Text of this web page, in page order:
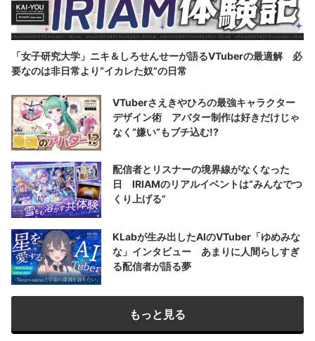
「女子研究大学」ニキ＆しろせんせーが語るVTuberの最適解 必
要なのは非日常より“イカレた奴”の日常
VTuberさえきやひろの最強キャラクター
デザイン術 アバター制作は好きだけじゃ
なく“嫌い”もブチ込む!?
配信者とリスナーの境界線がなくなった
日 IRIAMのリアルイベントは“みんなでつ
くり上げる”
KLabが生み出したAIのVTuber「ゆめみな
な」インタビュー あまりに人間らしすぎ
る配信者が語る夢
もっと見る